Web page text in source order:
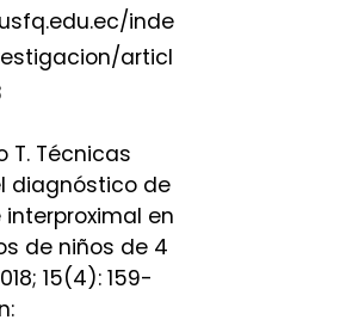
inde
articl
T. Técnicas
diagnóstico de
en
de niños de 4
15(4): 159-